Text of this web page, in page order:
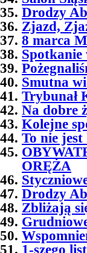
Drodzy
Zjazd,
8 marca
Spotkanie
Smutna
Trybunał
Na dobre
Kolejne
To nie
ORĘŻA
Drodzy
Zbliżają
1-szego